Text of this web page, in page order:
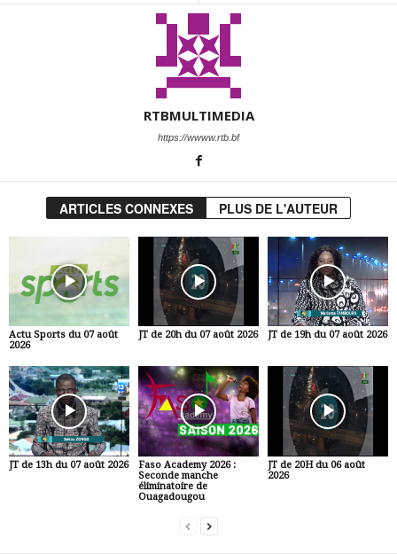
RTBMULTIMEDIA
https://wwww.rtb.bf
ARTICLES CONNEXES PLUS DE L'AUTEUR
Actu Sports du 07 août
2026
JT de 20h du 07 août 2026 JT de 19h du 07 août 2026
JT de 13h du 07 août 2026
Faso Academy 2026 :
Seconde manche
éliminatoire de
Ouagadougou
JT de 20H du 06 août
2026